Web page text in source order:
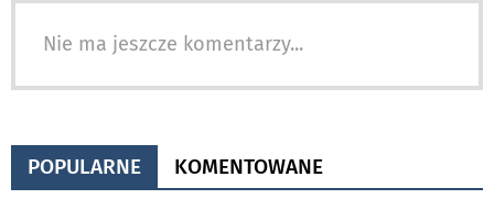
Nie ma jeszcze komentarzy...
POPULARNE KOMENTOWANE